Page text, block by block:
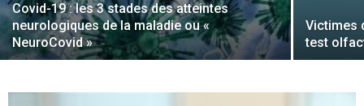
Covid-19 : les 3 stades des atteintes
neurologiques de la maladie ou «
NeuroCovid »
Victimes
test